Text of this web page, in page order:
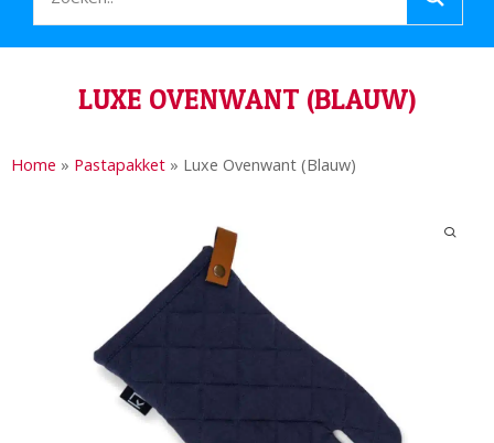
LUXE OVENWANT (BLAUW)
Home » Pastapakket » Luxe Ovenwant (Blauw)